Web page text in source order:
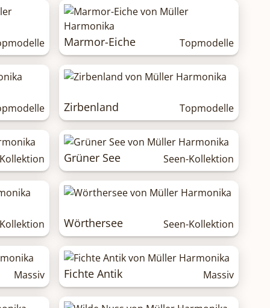
Marmor-Eiche Topmodelle
Zirbenland Topmodelle
Grüner See Seen-Kollektion
Wörthersee Seen-Kollektion
Massiv Fichte Antik Massiv